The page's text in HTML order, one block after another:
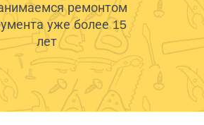
ремонтом
уже более 15
лет